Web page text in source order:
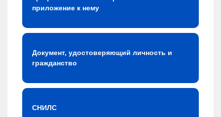
приложение к нему
Документ, удостоверяющий личность и
гражданство
СНИЛС